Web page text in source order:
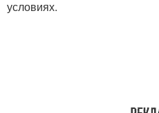
условиях.